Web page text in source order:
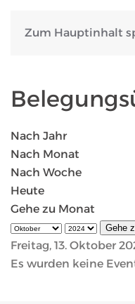
Zum Hauptinhalt
Nach Jahr
Nach Monat
Nach Woche
Heute
Gehe zu Monat
Gehe
Freitag, 13. Oktober
Es wurden keine